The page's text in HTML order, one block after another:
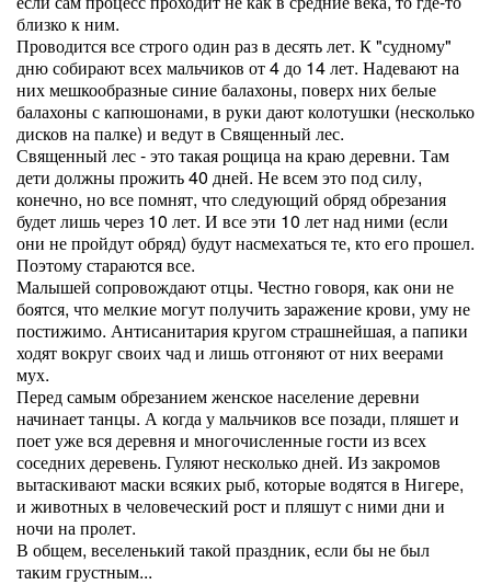
близко к ним.
Проводится все строго один раз в десять лет. К "судному"
дню собирают всех мальчиков от 4 до 14 лет. Надевают на
них мешкообразные синие балахоны, поверх них белые
балахоны с капюшонами, в руки дают колотушки (несколько
дисков на палке) и ведут в Священный лес.
Священный лес - это такая рощица на краю деревни. Там
дети должны прожить 40 дней. Не всем это под силу,
конечно, но все помнят, что следующий обряд обрезания
будет лишь через 10 лет. И все эти 10 лет над ними (если
они не пройдут обряд) будут насмехаться те, кто его прошел.
Поэтому стараются все.
Малышей сопровождают отцы. Честно говоря, как они не
боятся, что мелкие могут получить заражение крови, уму не
постижимо. Антисанитария кругом страшнейшая, а папики
ходят вокруг своих чад и лишь отгоняют от них веерами
мух.
Перед самым обрезанием женское население деревни
начинает танцы. А когда у мальчиков все позади, пляшет и
поет уже вся деревня и многочисленные гости из всех
соседних деревень. Гуляют несколько дней. Из закромов
вытаскивают маски всяких рыб, которые водятся в Нигере,
и животных в человеческий рост и пляшут с ними дни и
ночи на пролет.
В общем, веселенький такой праздник, если бы не был
таким грустным...